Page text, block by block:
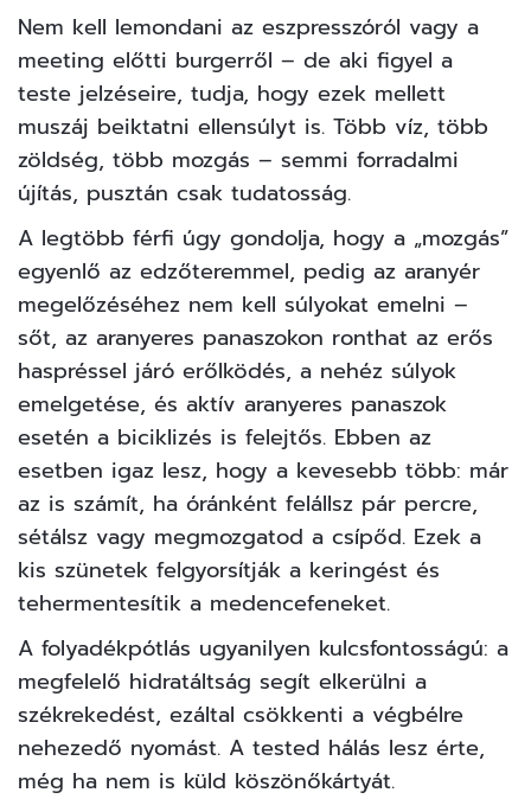
Nem kell lemondani az eszpresszóról vagy a
meeting előtti burgerről – de aki figyel a
teste jelzéseire, tudja, hogy ezek mellett
muszáj beiktatni ellensúlyt is. Több víz, több
zöldség, több mozgás – semmi forradalmi
újítás, pusztán csak tudatosság.
A legtöbb férfi úgy gondolja, hogy a „mozgás”
egyenlő az edzőteremmel, pedig az aranyér
megelőzéséhez nem kell súlyokat emelni –
sőt, az aranyeres panaszokon ronthat az erős
haspréssel járó erőlködés, a nehéz súlyok
emelgetése, és aktív aranyeres panaszok
esetén a biciklizés is felejtős. Ebben az
esetben igaz lesz, hogy a kevesebb több: már
az is számít, ha óránként felállsz pár percre,
sétálsz vagy megmozgatod a csípőd. Ezek a
kis szünetek felgyorsítják a keringést és
tehermentesítik a medencefeneket.
A folyadékpótlás ugyanilyen kulcsfontosságú: a
megfelelő hidratáltság segít elkerülni a
székrekedést, ezáltal csökkenti a végbélre
nehezedő nyomást. A tested hálás lesz érte,
még ha nem is küld köszönőkártyát.